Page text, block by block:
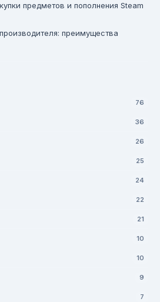
предметов и пополнения Steam
преимущества
76
36
26
25
24
22
21
10
10
9
7